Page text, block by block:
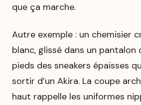
que ça marche.
Autre exemple : un chemisier
blanc, glissé dans un pantalon
pieds des sneakers épaisses
sortir d’un Akira. La coupe
haut rappelle les uniformes